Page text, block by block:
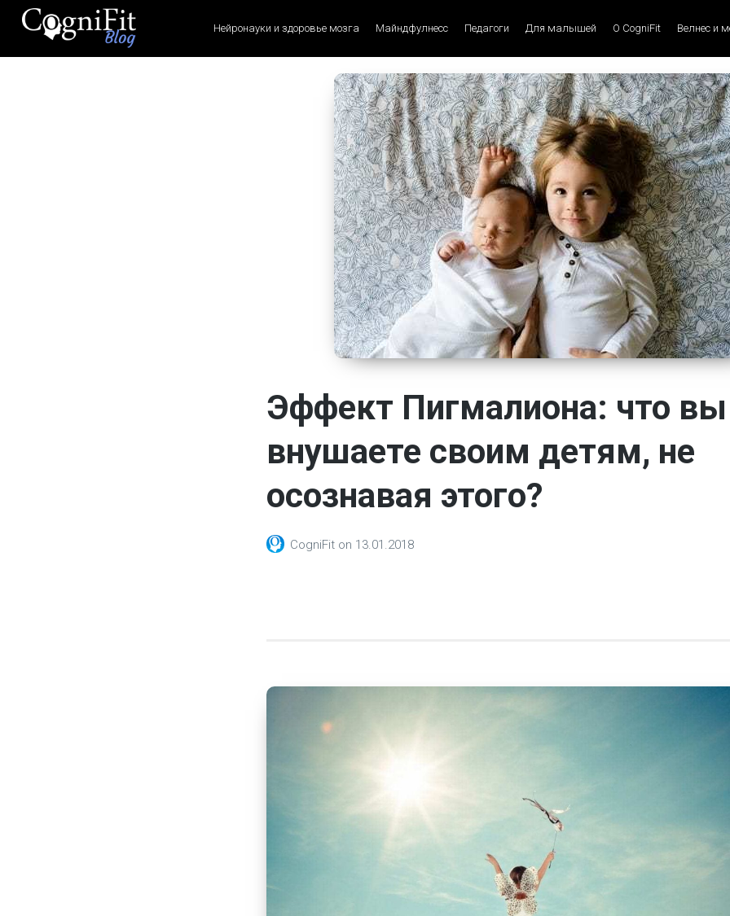
CogniFit
Нейронауки и здоровье мозга Майндфулнесс Педагоги Для малышей О CogniFit Велнес и
Эффект Пигмалиона: что вы
внушаете своим детям, не
осознавая этого?
CogniFit on 13.01.2018